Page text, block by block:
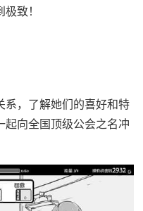
致！
系，了解她们的喜好和特
起向全国顶级公会之名冲